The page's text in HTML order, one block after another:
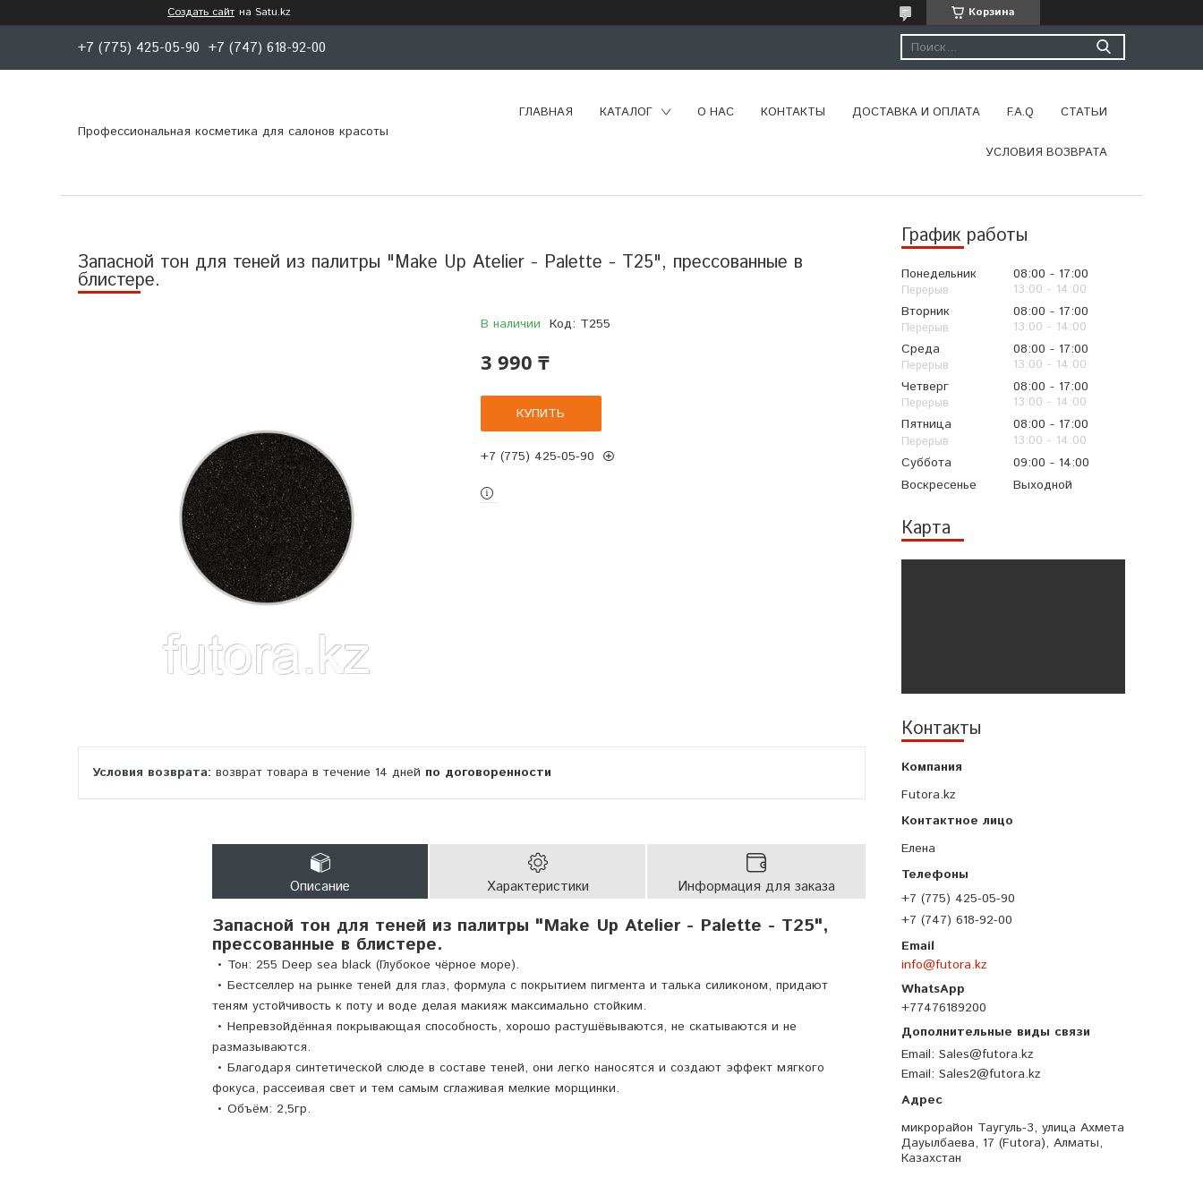
Создать сайт на Satu.kz Корзина
+7 (775) 425-05-90 +7 (747) 618-92-00
Профессиональная косметика для салонов красоты
ГЛАВНАЯ КАТАЛОГ О НАС КОНТАКТЫ ДОСТАВКА И ОПЛАТА F.A.Q СТАТЬИ
УСЛОВИЯ ВОЗВРАТА
График работы
Понедельник 08:00
17:00
13:00
14:00
Вторник
08:00
17:00
13:00
14:00
Среда
08:00
17:00
13:00
14:00
Четверг
08:00
17:00
13:00
14:00
Пятница
08:00
17:00
13:00
14:00
Суббота
09:00
14:00
Воскресенье
Выходной
Карта
Контакты
Futora.kz
Елена
+7 (775) 425-05-90
+7 (747) 618-92-00
info@futora.kz
+77476189200
Email Sales@futora.kz
Email Sales2@futora.kz
микрорайон Таугуль-3, улица Ахмета
Дауылбаева, 17 (Futora), Алматы,
Казахстан
Запасной тон для теней из палитры "Make Up Atelier - Palette - T25", прессованные в
блистере.
В наличии Код: T255
3 990 ₸
КУПИТЬ
+7 (775) 425-05-90
возврат товара в течение 14 дней по договоренности
Описание Характеристики Информация для заказа
Запасной тон для теней из палитры "Make Up Atelier - Palette - T25",
прессованные в блистере.
• Тон: 255 Deep sea black (Глубокое чёрное море).
• Бестселлер на рынке теней для глаз, формула с покрытием пигмента и талька силиконом, придают
теням устойчивость к поту и воде делая макияж максимально стойким.
• Непревзойдённая покрывающая способность, хорошо растушёвываются, не скатываются и не
размазываются.
• Благодаря синтетической слюде в составе теней, они легко наносятся и создают эффект мягкого
фокуса, рассеивая свет и тем самым сглаживая мелкие морщинки.
• Объём: 2,5гр.